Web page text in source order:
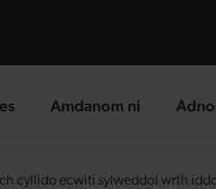
Amdanom ni
landing page
cyllido ecwiti sylweddol wrth